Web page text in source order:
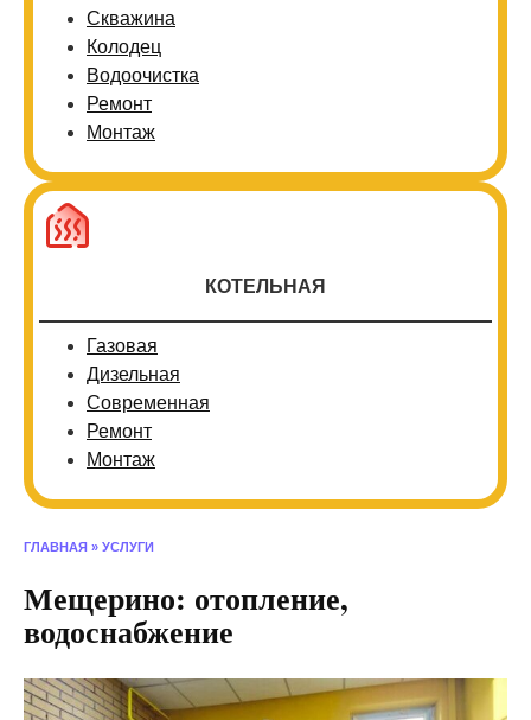
Скважина
Колодец
Водоочистка
Ремонт
Монтаж
КОТЕЛЬНАЯ
Газовая
Дизельная
Современная
Ремонт
Монтаж
ГЛАВНАЯ » УСЛУГИ
Мещерино: отопление,
водоснабжение